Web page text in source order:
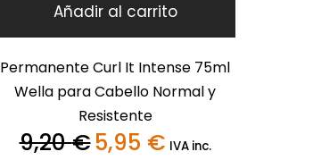
Añadir al carrito
Permanente Curl It Intense 75ml
Wella para Cabello Normal y
Resistente
9,20€ El
5,95 €ElIVA inc.